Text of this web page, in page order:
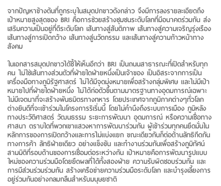
จากปัญหาข้างต้นที่ถูกระบุในสมุดปกขาวดังกล่าว จึงมีการลงรายละเอียดถึง
เป้าหมายสูงสุดของ BRI คือการช่วยสร้างชุมชนระดับโลกที่มีอนาคตร่วมกัน ส่ง
เสริมความเป็นอยู่ที่ดีระดับโลก เส้นทางสู่สันติภาพ เส้นทางสู่ความเจริญรุ่งเรือง
เส้นทางสู่การเปิดกว้าง เส้นทางสู่นวัตกรรม และเส้นทางสู่ความก้าวหน้าทาง
สังคม
ในเอกสารสมุดปกขาวได้ชี้ให้เห็นอีกว่า BRI เป็นถนนสาธารณะที่เปิดสำหรับทุก
คน ไม่ใช่เส้นทางส่วนตัวที่ฝ่ายใดฝ่ายหนึ่งเป็นเจ้าของ เป็นอิสระจากการเป็น
เครื่องมือทางภูมิรัฐศาสตร์ ไม่ได้มีจุดมุ่งหมายเพื่อสร้างกลุ่มพิเศษ และไม่มีเป้า
หมายไปที่ฝ่ายใดฝ่ายหนึ่ง ไม่ได้ก่อตัวขึ้นตามมาตรฐานทางอุดมการณ์เฉพาะ
ไม่มีเจตนาที่จะสร้างพันธมิตรทางทหาร โดยประเทศจากภูมิภาคต่างๆทั่วโลก
ต่างยินดีที่จะเข้าร่วมในโครงการริเริ่มนี้ โดยไม่คำนึงถึงระบบการเมือง ภูมิหลัง
ทางประวัติศาสตร์ วัฒนธรรม ระยะการพัฒนา อุดมการณ์ หรือความเชื่อทาง
ศาสนา ตราบใดที่พวกเขาแสวงหาการพัฒนาร่วมกัน ผู้เข้าร่วมทุกคนยึดมั่นใน
หลักการของการเปิดกว้างและการไม่แบ่งแยก ขณะเดียวกันก็ต่อต้านลัทธิกีดกัน
ทางการค้า ลัทธิฝ่ายเดียว อย่างแข็งขัน และทำงานร่วมกันเพื่อสร้างภูมิทัศน์
สามมิติที่รอบด้านของการเชื่อมต่อระหว่างกัน เป้าหมายคือการพัฒนารูปแบบ
ใหม่ของความร่วมมือโดยยึดผลที่ได้ทั้งสองฝ่าย ความรับผิดชอบร่วมกัน และ
การมีส่วนร่วมร่วมกัน สร้างเครือข่ายความร่วมมือระดับโลก และบำรุงเลี้ยงการ
อยู่ร่วมกันอย่างกลมกลืนสำหรับมนุษยชาติ